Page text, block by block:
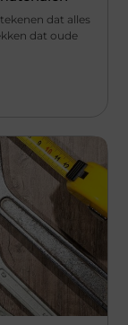
dat alles
dat oude